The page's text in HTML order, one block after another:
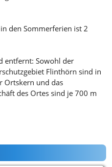
den Sommerferien ist 2
entfernt: Sowohl der
Flinthörn sind in
Ortskern und das
des Ortes sind je 700 m